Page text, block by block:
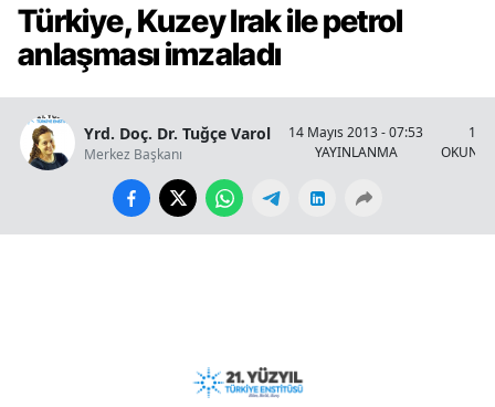
Türkiye, Kuzey Irak ile petrol
anlaşması imzaladı
Yrd. Doç. Dr. Tuğçe Varol
Merkez Başkanı
14 Mayıs 2013 - 07:53
YAYINLANMA
1